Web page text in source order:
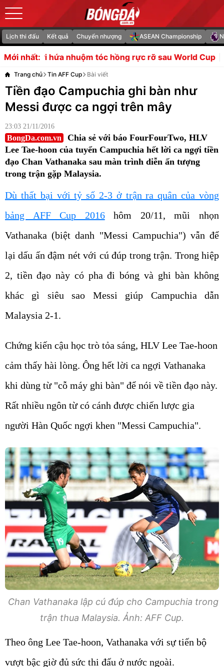
Lịch thi đấu Kết quả Chuyển nhượng ASEAN Championship
Mới nhất:
tóc hồng rực rỡ sau World Cup Man Utd tranh
Trang chủ Tin AFF Cup Bài viết
Tiền đạo Campuchia ghi bàn như
Messi được ca ngợi trên mây
23:03 21/11/2016
BongDa.com.vn
Chia sẻ với báo FourFourTwo, HLV
Lee Tae-hoon của tuyển Campuchia hết lời ca ngợi tiền
đạo Chan Vathanaka sau màn trình diễn ấn tượng
trong trận gặp Malaysia.
Dù thất bại với tỷ số 2-3 ở trận ra quân của vòng
bảng AFF Cup 2016hôm 20/11, mũi nhọn
Vathanaka (biệt danh "Messi Campuchia") vẫn để
lại dấu ấn đậm nét với cú đúp trong trận. Trong hiệp
2, tiền đạo này có pha đi bóng và ghi bàn không
khác gì siêu sao Messi giúp Campuchia dẫn
Malaysia 2-1.
Chứng kiến cậu học trò tỏa sáng, HLV Lee Tae-hoon
cảm thấy hài lòng. Ông hết lời ca ngợi Vathanaka
khi dùng từ "cỗ máy ghi bàn" để nói về tiền đạo này.
Rất nhiều ngôn từ có cánh được chiến lược gia
người Hàn Quốc ngợi khen "Messi Campuchia".
Chan Vathanaka lập cú đúp cho Campuchia trong
trận thua Malaysia. Ảnh: AFF Cup.
Theo ông Lee Tae-hoon, Vathanaka với sự tiến bộ
vượt bậc giờ đủ sức thi đấu ở nước ngoài.